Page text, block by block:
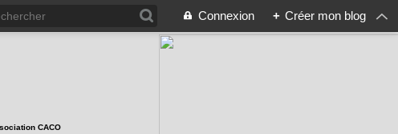
Connexion + Créer mon blog
CACO